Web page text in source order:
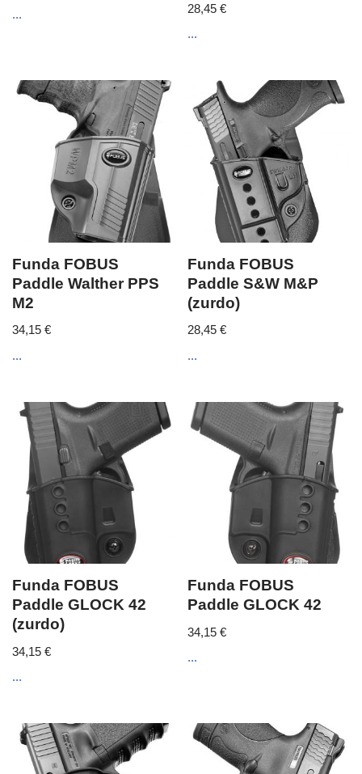
...
28,45€
...
Funda FOBUS
Paddle Walther PPS
M2
34,15 €
...
Funda FOBUS
Paddle S&W M&P
(zurdo)
28,45€
...
Funda FOBUS
Paddle GLOCK 42
(zurdo)
34,15 €
...
Funda FOBUS
Paddle GLOCK 42
34,15€
...